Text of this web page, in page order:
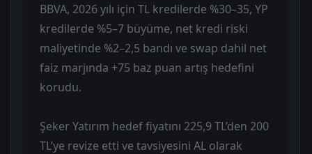
BBVA, 2026 yılı için TL kredilerde %30–35, YP
kredilerde %5–7 büyüme, net kredi riski
maliyetinde %2–2,5 bandı ve swap dahil net
faiz marjında +75 baz puan artış hedefini
korudu.
Şeker Yatırım hedef fiyatını 225,9 TL’den 200
TL’ye revize etti ve tavsiyesini AL olarak